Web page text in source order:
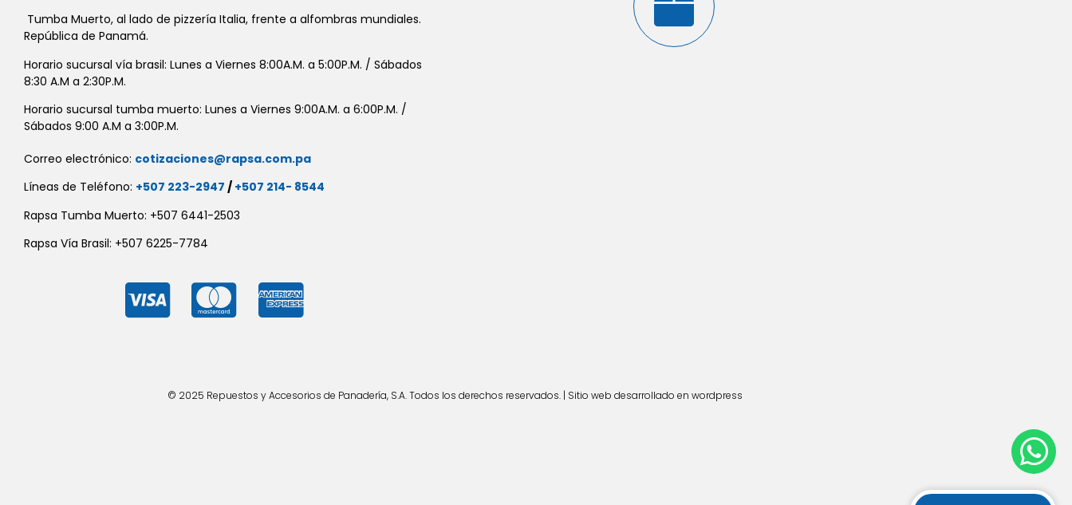
Tumba Muerto, al lado de pizzería Italia, frente a alfombras mundiales.
República de Panamá.
Horario sucursal vía brasil: Lunes a Viernes 8:00A.M. a 5:00P.M. / Sábados
8:30 A.M a 2:30P.M.
Horario sucursal tumba muerto: Lunes a Viernes 9:00A.M. a 6:00P.M. /
Sábados 9:00 A.M a 3:00P.M.
Correo electrónico: cotizaciones@rapsa.com.pa
Líneas de Teléfono: +507 223-2947 / +507 214- 8544
Rapsa Tumba Muerto: +507 6441-2503
Rapsa Vía Brasil: +507 6225-7784
© 2025 Repuestos y Accesorios de Panadería, S.A. Todos los derechos reservados. | Sitio web desarrollado en wordpress